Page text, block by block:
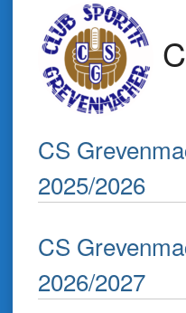
CS
2025/2026
CS
2026/2027